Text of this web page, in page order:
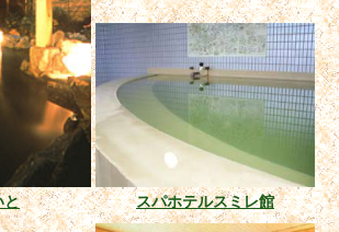
と スパホテルスミレ館